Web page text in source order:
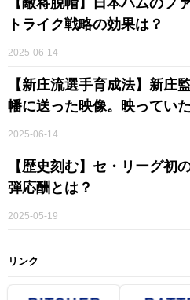
【敵将脱帽】日本ハムのフ
トライク戦略の効果は？
2025-06-14
【新庄流選手育成法】新庄
幡に送った映像。映ってい
2025-06-14
【歴史刻む】セ・リーグ初
弾応酬とは？
2025-05-19
リンク